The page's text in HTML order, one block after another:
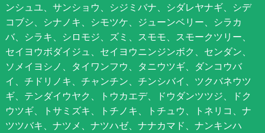
ンシュユ、サンショウ、シジミバナ、シダレヤナギ、シデ
コブシ、シナノキ、シモツケ、ジューンベリー、シラカ
バ、シラキ、シロモジ、ズミ、スモモ、スモークツリー、
セイヨウボダイジュ、セイヨウニンジンボク、センダン、
ソメイヨシノ、タイワンフウ、タニウツギ、ダンコウバ
イ、チドリノキ、チャンチン、チンシバイ、ツクバネウツ
ギ、テンダイウヤク、トウカエデ、ドウダンツツジ、ドク
ウツギ、トサミズキ、トチノキ、トチュウ、トネリコ、ナ
ツツバキ、ナツメ、ナツハゼ、ナナカマド、ナンキンハ